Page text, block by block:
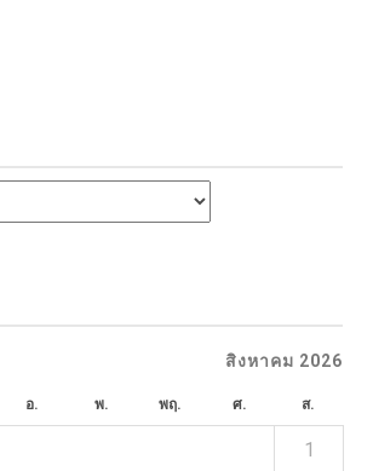
สิงหาคม 2026
อ. พ. พฤ. ศ. ส.
1